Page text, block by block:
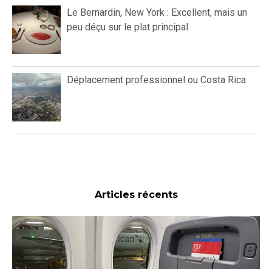
Le Bernardin, New York : Excellent, mais un
peu déçu sur le plat principal
Déplacement professionnel ou Costa Rica
Articles récents